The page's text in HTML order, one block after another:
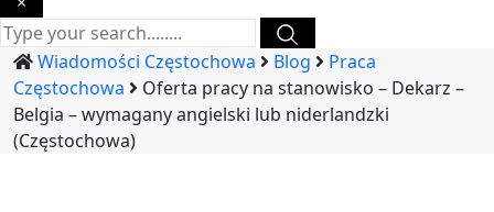
Wiadomości Częstochowa Blog
Praca
Częstochowa
Oferta pracy na stanowisko – Dekarz –
Belgia – wymagany angielski lub niderlandzki
(Częstochowa)